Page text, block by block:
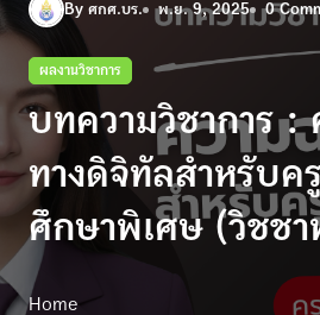
By ศกศ.บร. พ.ย. 9, 2025 0
ผลงานวิชาการ
บทความวิชาการ :
ทางดิจิทัลสำหรับค
ศึกษาพิเศษ (วิชช
Home